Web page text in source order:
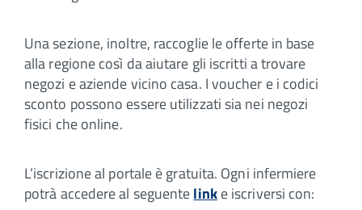
Una sezione, inoltre, raccoglie le offerte in base
alla regione così da aiutare gli iscritti a trovare
negozi e aziende vicino casa. I voucher e i codici
sconto possono essere utilizzati sia nei negozi
fisici che online.
L’iscrizione al portale è gratuita. Ogni infermiere
potrà accedere al seguentelinke iscriversi con: